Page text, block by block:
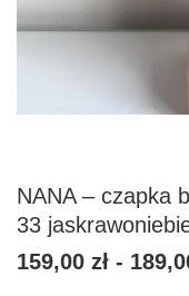
NANA – czapka
33
159,00 zł -